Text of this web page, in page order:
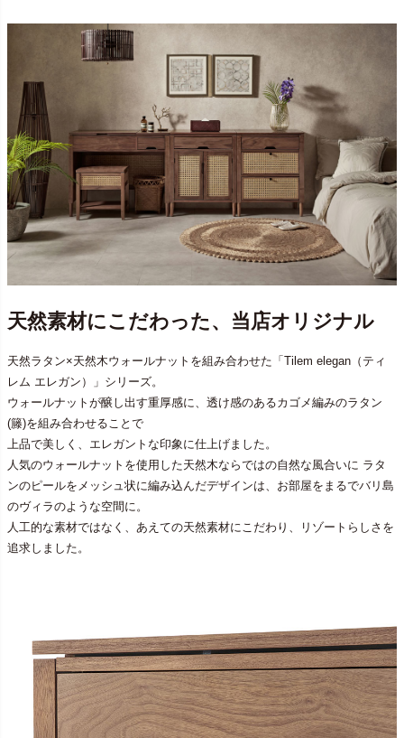
天然素材にこだわった、当店オリジナル
天然ラタン×天然木ウォールナットを組み合わせた「Tilem elegan（ティ
レム エレガン）」シリーズ。
ウォールナットが醸し出す重厚感に、透け感のあるカゴメ編みのラタン
(籐)を組み合わせることで
上品で美しく、エレガントな印象に仕上げました。
人気のウォールナットを使用した天然木ならではの自然な風合いに ラタ
ンのピールをメッシュ状に編み込んだデザインは、お部屋をまるでバリ島
のヴィラのような空間に。
人工的な素材ではなく、あえての天然素材にこだわり、リゾートらしさを
追求しました。